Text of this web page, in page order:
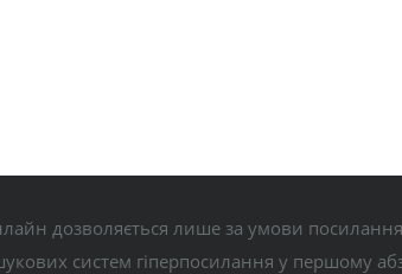
дозволяється лише за умови
систем гіперпосилання у першому